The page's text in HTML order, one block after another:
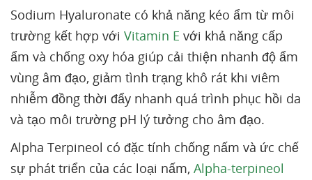
Sodium Hyaluronate có khả năng kéo ẩm từ môi
trường kết hợp với Vitamin E với khả năng cấp
ẩm và chống oxy hóa giúp cải thiện nhanh độ ẩm
vùng âm đạo, giảm tình trạng khô rát khi viêm
nhiễm đồng thời đẩy nhanh quá trình phục hồi da
và tạo môi trường pH lý tưởng cho âm đạo.
Alpha Terpineol có đặc tính chống nấm và ức chế
sự phát triển của các loại nấm, Alpha-terpineol